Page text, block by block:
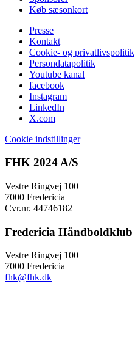
Køb sæsonkort
Presse
Kontakt
Cookie- og privatlivspolitik
Persondatapolitik
Youtube kanal
facebook
Instagram
LinkedIn
X.com
Cookie indstillinger
FHK 2024 A/S
Vestre Ringvej 100
7000 Fredericia
Cvr.nr. 44746182
Fredericia Håndboldklub
Vestre Ringvej 100
7000 Fredericia
fhk@fhk.dk